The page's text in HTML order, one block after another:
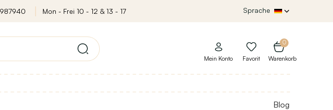
Mon - Frei 10 - 12 & 13 - 17 Sprache
0
Warenkorb
Mein Konto Favorit
Blog